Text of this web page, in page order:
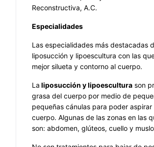
Reconstructiva, A.C.
Especialidades
Las especialidades más destacadas
liposucción y lipoescultura con las
mejor silueta y contorno al cuerpo.
La liposucción y lipoescultura son
grasa del cuerpo por medio de
pequeñas cánulas para poder
cuerpo. Algunas de las zonas en las
son: abdomen, glúteos, cuello y